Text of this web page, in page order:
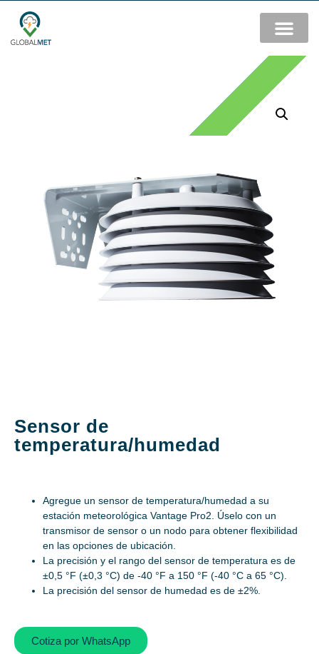
Sensor de
temperatura/humedad
Agregue un sensor de temperatura/humedad a su
estación meteorológica Vantage Pro2. Úselo con un
transmisor de sensor o un nodo para obtener flexibilidad
en las opciones de ubicación.
La precisión y el rango del sensor de temperatura es de
±0,5 °F (±0,3 °C) de -40 °F a 150 °F (-40 °C a 65 °C).
La precisión del sensor de humedad es de ±2%.
Cotiza por WhatsApp